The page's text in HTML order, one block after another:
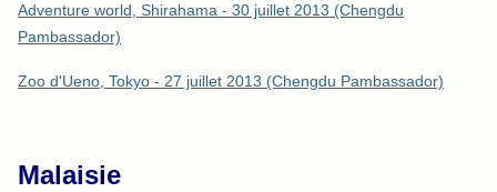
Adventure world, Shirahama - 30 juillet 2013 (Chengdu
Pambassador)
Zoo d'Ueno, Tokyo - 27 juillet 2013 (Chengdu Pambassador)
Malaisie